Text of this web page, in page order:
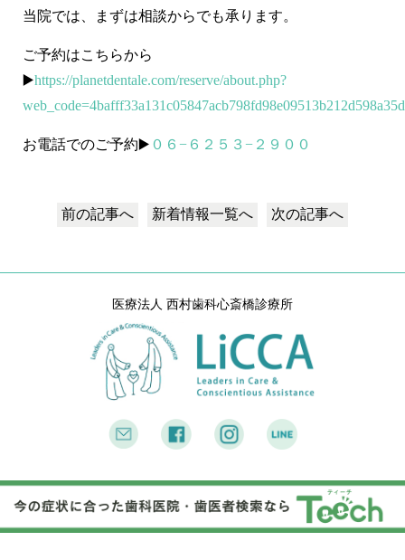
当院では、まずは相談からでも承ります。
ご予約はこちらから
▶️https://planetdentale.com/reserve/about.php?
お電話でのご予約▶️ ０６−６２５３−２９００
前の記事へ 新着情報一覧へ 次の記事へ
医療法人 西村歯科心斎橋診療所